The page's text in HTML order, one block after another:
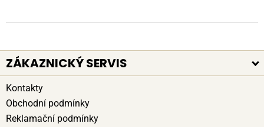
ZÁKAZNICKÝ SERVIS
Kontakty
Obchodní podmínky
Reklamační podmínky